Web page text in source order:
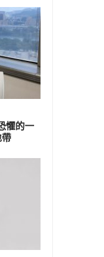
懼的一